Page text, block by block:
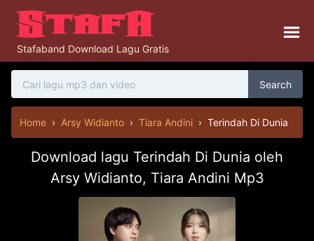
Stafaband Download Lagu Gratis
Search
Home › Arsy Widianto › Tiara Andini › Terindah Di Dunia
Download lagu Terindah Di Dunia oleh
Arsy Widianto, Tiara Andini Mp3